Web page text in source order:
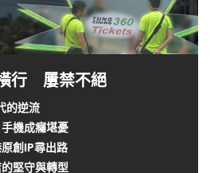
行 屢禁不絕
的逆流
機成癮堪憂
創IP尋出路
堅守與轉型